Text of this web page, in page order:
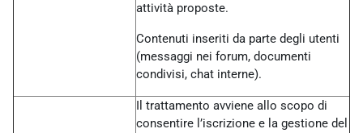
attività proposte.
Contenuti inseriti da parte degli utenti
(messaggi nei forum, documenti
condivisi, chat interne).
Il trattamento avviene allo scopo di
consentire l’iscrizione e la gestione del